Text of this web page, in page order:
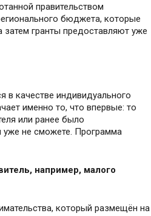
правительством
бюджета, которые
затем гранты предоставляют уже
в качестве индивидуального
именно то, что впервые: то
или ранее было
уже не сможете. Программа
например, малого
который размещён на